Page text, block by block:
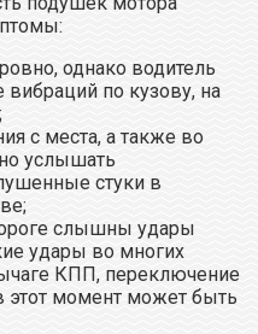
однако водитель
по кузову, на
с места, а также во
услышать
стуки в
слышны удары
удары во многих
КПП, переключение
этот момент может быть